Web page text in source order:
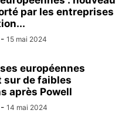
par les entreprises
- 15 mai 2024
européennes
de faibles
après Powell
- 14 mai 2024